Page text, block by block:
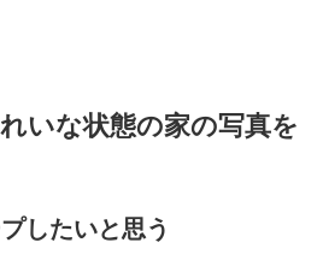
いな状態の家の写真を
したいと思う